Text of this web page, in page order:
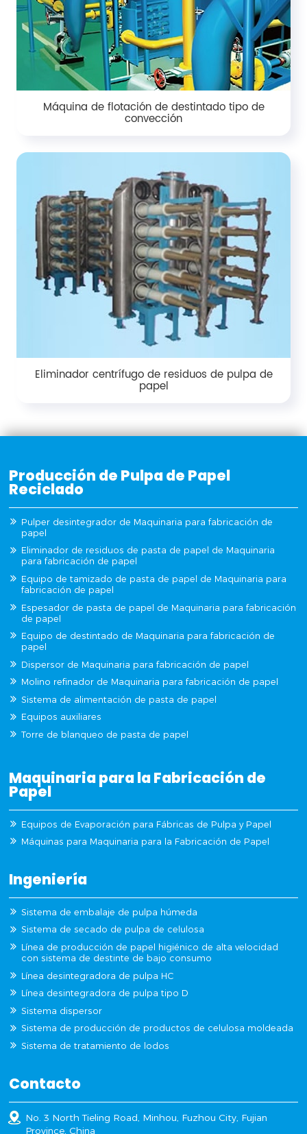
Máquina de flotación de destintado tipo de
convección
Eliminador centrífugo de residuos de pulpa de
papel
Producción de Pulpa de Papel
Reciclado
Pulper desintegrador de Maquinaria para fabricación de
papel
Eliminador de residuos de pasta de papel de Maquinaria
para fabricación de papel
Equipo de tamizado de pasta de papel de Maquinaria para
fabricación de papel
Espesador de pasta de papel de Maquinaria para fabricación
de papel
Equipo de destintado de Maquinaria para fabricación de
papel
Dispersor de Maquinaria para fabricación de papel
Molino refinador de Maquinaria para fabricación de papel
Sistema de alimentación de pasta de papel
Equipos auxiliares
Torre de blanqueo de pasta de papel
Maquinaria para la Fabricación de
Papel
Equipos de Evaporación para Fábricas de Pulpa y Papel
Máquinas para Maquinaria para la Fabricación de Papel
Ingeniería
Sistema de embalaje de pulpa húmeda
Sistema de secado de pulpa de celulosa
Línea de producción de papel higiénico de alta velocidad
con sistema de destinte de bajo consumo
Línea desintegradora de pulpa HC
Línea desintegradora de pulpa tipo D
Sistema dispersor
Sistema de producción de productos de celulosa moldeada
Sistema de tratamiento de lodos
Contacto
No. 3 North Tieling Road, Minhou, Fuzhou City, Fujian
Province, China